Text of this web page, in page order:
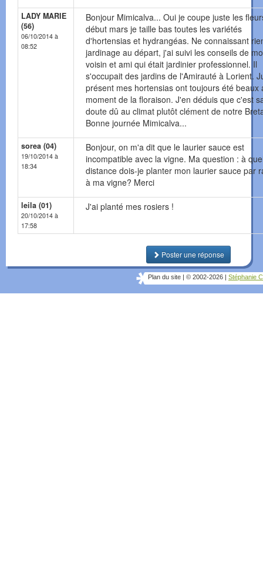
LADY MARIE
(56)
06/10/2014 à
08:52
Bonjour Mimicalva... Oui je coupe juste les
début mars je taille bas toutes les variétés
d'hortensias et hydrangéas. Ne connaissant
jardinage au départ, j'ai suivi les conseils de
voisin et ami qui était jardinier professionnel. Il
s'occupait des jardins de l'Amirauté à Lorient.
présent mes hortensias ont toujours été beaux
moment de la floraison. J'en déduis que c'est
doute dû au climat plutôt clément de notre
Bonne journée Mimicalva...
sorea (04)
19/10/2014 à
18:34
Bonjour, on m'a dit que le laurier sauce est
incompatible avec la vigne. Ma question : à
distance dois-je planter mon laurier sauce par
à ma vigne? Merci
leila (01)
20/10/2014 à
17:58
J'ai planté mes rosiers !
Poster une réponse
Plan du site © 2002-2026 Stéphanie C